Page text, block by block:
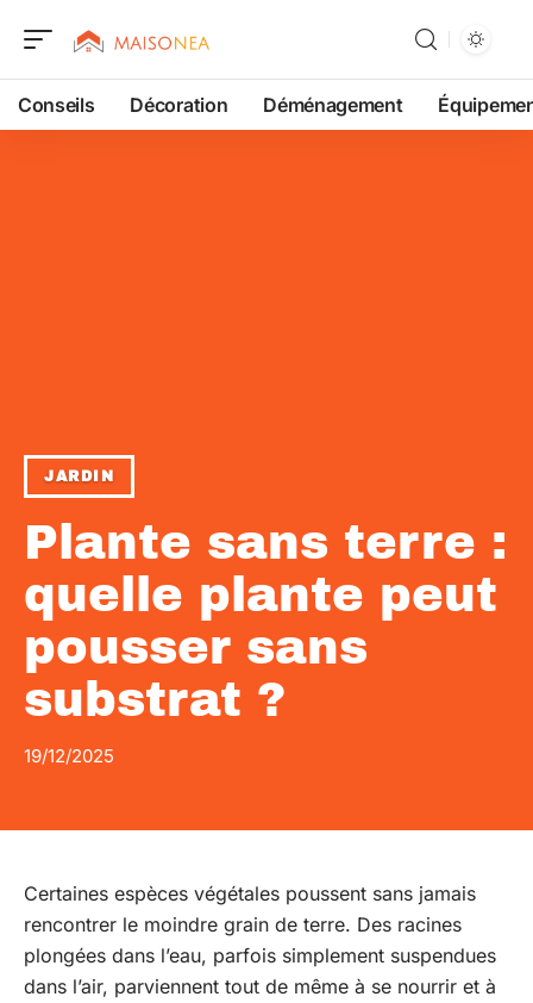
Conseils Décoration Déménagement
JARDIN
Plante sans terre :
quelle plante peut
pousser sans
substrat ?
19/12/2025
Certaines espèces végétales poussent sans jamais
rencontrer le moindre grain de terre. Des racines
plongées dans l’eau, parfois simplement suspendues
dans l’air, parviennent tout de même à se nourrir et à